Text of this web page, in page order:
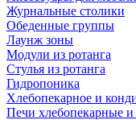
Журнальные столики
Обеденные группы
Лаунж зоны
Модули из ротанга
Стулья из ротанга
Гидропоника
Хлебопекарное и
Печи хлебопекарные и